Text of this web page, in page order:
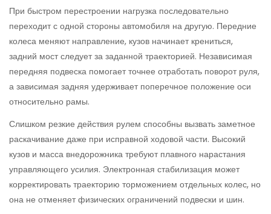
При быстром перестроении нагрузка последовательно
переходит с одной стороны автомобиля на другую. Передние
колеса меняют направление, кузов начинает крениться,
задний мост следует за заданной траекторией. Независимая
передняя подвеска помогает точнее отработать поворот руля,
а зависимая задняя удерживает поперечное положение оси
относительно рамы.
Слишком резкие действия рулем способны вызвать заметное
раскачивание даже при исправной ходовой части. Высокий
кузов и масса внедорожника требуют плавного нарастания
управляющего усилия. Электронная стабилизация может
корректировать траекторию торможением отдельных колес, но
она не отменяет физических ограничений подвески и шин.